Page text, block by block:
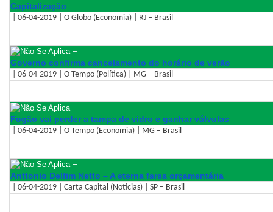
Capitalização
| 06-04-2019 | O Globo (Economia) | RJ – Brasil
–
Governo confirma cancelamento do horário de verão
| 06-04-2019 | O Tempo (Política) | MG – Brasil
–
Fogão vai perder a tampa de vidro e ganhar válvulas
| 06-04-2019 | O Tempo (Economia) | MG – Brasil
–
Anttonio Delfim Netto – A eterna farsa orçamentária
| 06-04-2019 | Carta Capital (Notícias) | SP – Brasil